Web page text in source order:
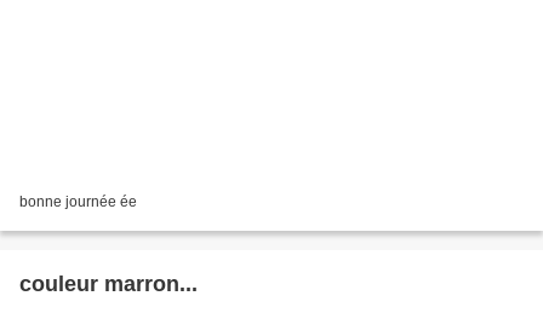
bonne journée ée
couleur marron...